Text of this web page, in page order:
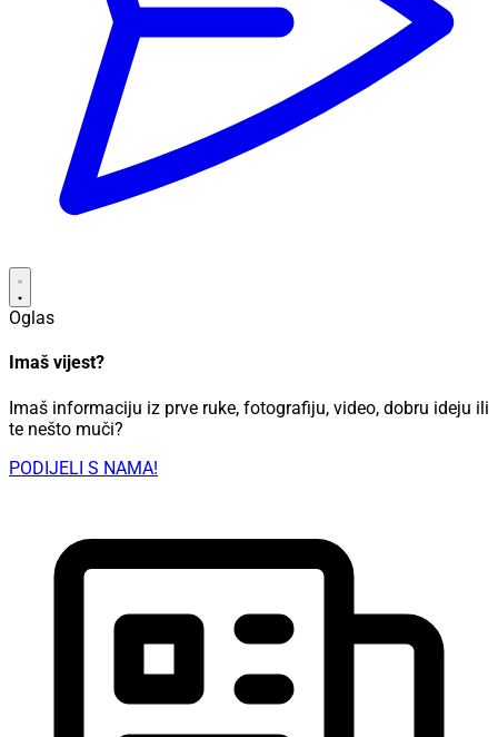
Oglas
Imaš vijest?
Imaš informaciju iz prve ruke, fotografiju, video, dobru ideju ili
te nešto muči?
PODIJELI S NAMA!